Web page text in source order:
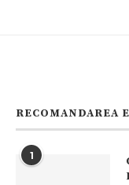
RECOMANDAREA
1